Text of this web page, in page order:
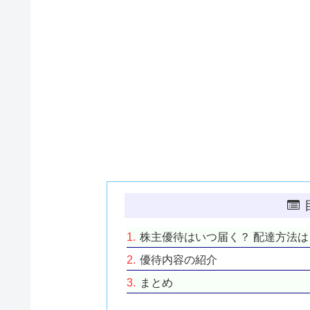
株主優待はいつ届く？ 配達方法
優待内容の紹介
まとめ